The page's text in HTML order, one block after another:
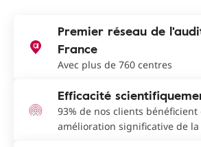
Premier réseau de
France
Avec plus de 760 centres
Efficacité
93% de nos clients bénéficient
amélioration significative de